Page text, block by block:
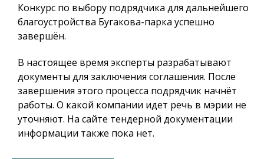
Конкурс по выбору подрядчика для дальнейшего
благоустройства Бугакова-парка успешно
завершён.
В настоящее время эксперты разрабатывают
документы для заключения соглашения. После
завершения этого процесса подрядчик начнёт
работы. О какой компании идет речь в мэрии не
уточняют. На сайте тендерной документации
информации также пока нет.